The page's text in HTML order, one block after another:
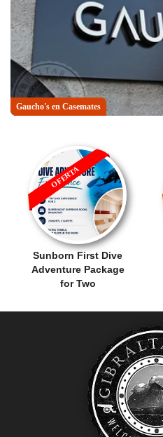
Gaucho's en Casemates
Sunborn First Dive
Adventure Package
for Two
OFERTA